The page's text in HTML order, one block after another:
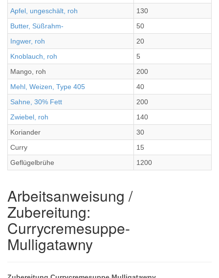
Apfel, ungeschält, roh
130
Butter, Süßrahm-
50
Ingwer, roh
20
Knoblauch, roh
5
Mango, roh
200
Mehl, Weizen, Type 405
40
Sahne, 30% Fett
200
Zwiebel, roh
140
Koriander
30
Curry
15
Geflügelbrühe
1200
Arbeitsanweisung /
Zubereitung:
Currycremesuppe-
Mulligatawny